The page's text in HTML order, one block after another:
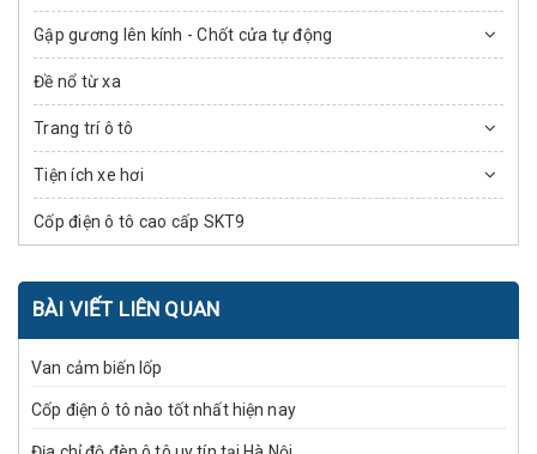
Gập gương lên kính - Chốt cửa tự động
Đề nổ từ xa
Trang trí ô tô
Tiện ích xe hơi
Cốp điện ô tô cao cấp SKT9
BÀI VIẾT LIÊN QUAN
Van cảm biến lốp
Cốp điện ô tô nào tốt nhất hiện nay